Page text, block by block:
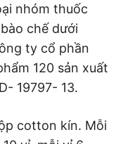
nhóm thuốc
chế dưới
ty cổ phần
120 sản xuất
19797- 13.
cotton kín. Mỗi